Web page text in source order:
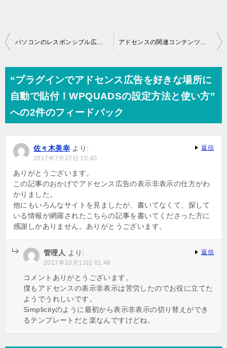
投
ビ
ー
ョ
ン
パソコンのレスポンシブル広告は不利？アドセンスのクリック率を改善する方法 アドセンスの関連コンテンツの導入・設置方法！掲載条件や収益効果は？
“プラグインでアドセンス広告を好きな場所に
自動で貼付！WPQUADSの設定方法と使い方”
への2件のフィードバック
佐々木美幸 より:
2017年7月27日 10:40
ありがとうございます。
この記事のおかげでアドセンス広告の表示非表示の仕方がわ
かりました。
他にもいろんなサイトを見ましたが、書いてなくて、探して
いる情報が網羅されたこちらの記事を書いてくださった方に
感謝しかありません。ありがとうございます。
返信
管理人 より:
2017年10月13日 01:46
コメントありがとうございます。
僕もアドセンスの表示非表示は苦労したのでお役に立てた
ようでうれしいです。
Simplicityのように最初から表示非表示の切り替えができ
るテンプレートだと楽なんですけどね。
返信